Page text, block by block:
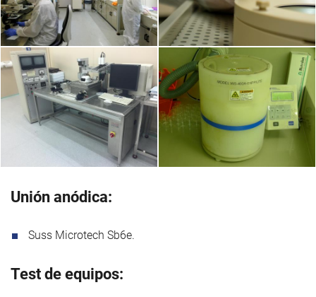
Unión anódica:
Suss Microtech Sb6e.
Test de equipos: